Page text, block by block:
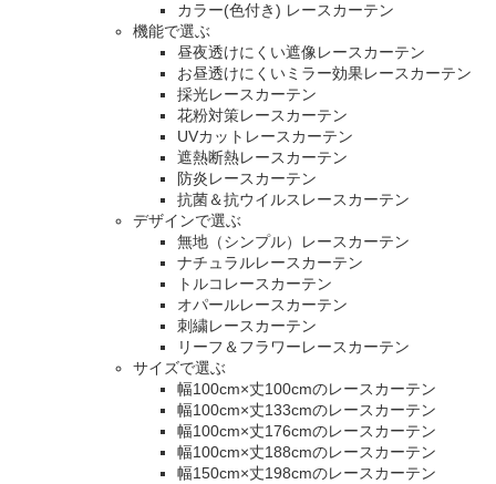
カラー(色付き) レースカーテン
機能で選ぶ
昼夜透けにくい遮像レースカーテン
お昼透けにくいミラー効果レースカーテン
採光レースカーテン
花粉対策レースカーテン
UVカットレースカーテン
遮熱断熱レースカーテン
防炎レースカーテン
抗菌＆抗ウイルスレースカーテン
デザインで選ぶ
無地（シンプル）レースカーテン
ナチュラルレースカーテン
トルコレースカーテン
オパールレースカーテン
刺繍レースカーテン
リーフ＆フラワーレースカーテン
サイズで選ぶ
幅100cm×丈100cmのレースカーテン
幅100cm×丈133cmのレースカーテン
幅100cm×丈176cmのレースカーテン
幅100cm×丈188cmのレースカーテン
幅150cm×丈198cmのレースカーテン